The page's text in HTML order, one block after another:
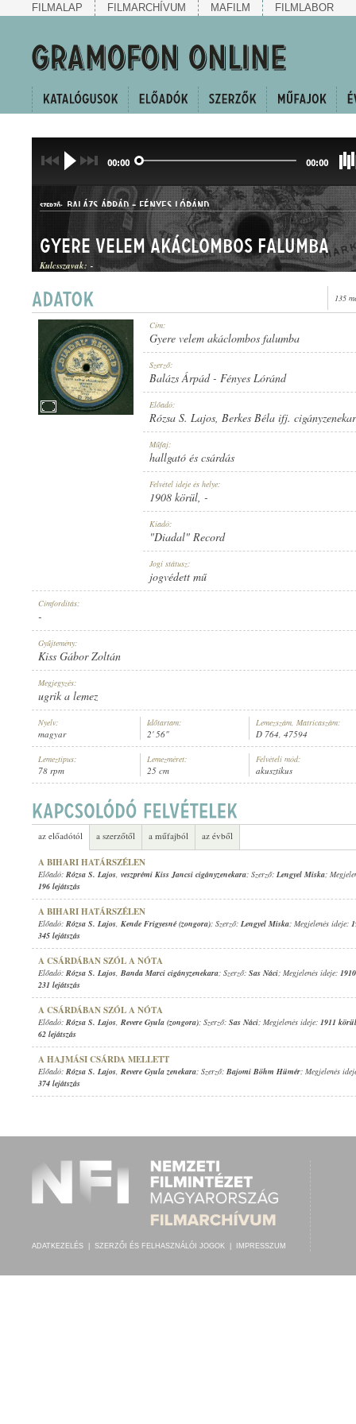
FILMALAP FILMARCHÍVUM MAFILM FILMLABOR
00:00 00:00
RÓZSA S. LAJOS BERKES BÉLA IFJ. CIGÁNYZENEKARA
SZERZŐ: BALÁZS ÁRPÁD-FÉNYES LÓRÁND
HALLGATÓ ÉS CSÁRDÁS
1908 KÖRÜL
LEMEZSZÁM:
Gyere velem akáclombos falumba
Kulcsszavak: -
135
Cím:
Gyere velem akáclombos falumba
Szerző:
Balázs Árpád- Fényes Lóránd
Előadó:
Rózsa S. Lajos, Berkes Béla ifj.
Műfaj:
hallgató és csárdás
Felvétel ideje és helye:
1908 körül, -
Kiadó:
"Diadal" Record
Jogi státusz:
jogvédett mű
Címfordítás:
-
Gyűjtemény:
Kiss Gábor Zoltán
Megjegyzés:
ugrik a lemez
Nyelv:
magyar
Időtartam:
2' 56"
Lemezszám, Matricaszám:
D 764, 47594
Lemeztípus:
78 rpm
Lemezméret:
25 cm
Felvételi mód:
akusztikus
az előadótól a szerzőtől a műfajból az évből
A BIHARI HATÁRSZÉLEN
Előadó: Rózsa S. Lajos, veszprémi Kiss Jancsi cigányzenekara; Szerző: Lengyel Miska;
196 lejátszás
A BIHARI HATÁRSZÉLEN
Előadó: Rózsa S. Lajos, Kende Frigyesné (zongora); Szerző: Lengyel Miska; Megjelenés ideje:
345 lejátszás
A CSÁRDÁBAN SZÓL A NÓTA
Előadó: Rózsa S. Lajos, Banda Marci cigányzenekara; Szerző: Sas Náci; Megjelenés ideje:
231 lejátszás
A CSÁRDÁBAN SZÓL A NÓTA
Előadó: Rózsa S. Lajos, Revere Gyula (zongora); Szerző: Sas Náci; Megjelenés ideje: 1911 körül
62 lejátszás
A HAJMÁSI CSÁRDA MELLETT
Előadó: Rózsa S. Lajos, Revere Gyula zenekara; Szerző: Bajomi Böhm Hümér; Megjelenés
374 lejátszás
ADATKEZELÉS SZERZŐI ÉS FELHASZNÁLÓI JOGOK IMPRESSZUM